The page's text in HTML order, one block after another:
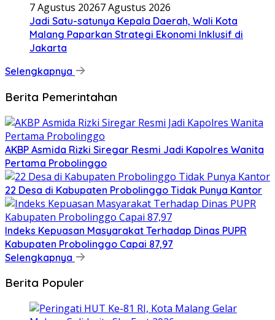
7 Agustus 20267 Agustus 2026
Jadi Satu-satunya Kepala Daerah, Wali Kota
Malang Paparkan Strategi Ekonomi Inklusif di
Jakarta
Selengkapnya
Berita Pemerintahan
AKBP Asmida Rizki Siregar Resmi Jadi Kapolres Wanita
Pertama Probolinggo
22 Desa di Kabupaten Probolinggo Tidak Punya Kantor
Indeks Kepuasan Masyarakat Terhadap Dinas PUPR
Kabupaten Probolinggo Capai 87,97
Selengkapnya
Berita Populer